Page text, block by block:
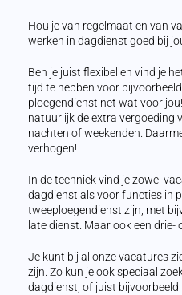
Hou je van regelmaat en van
werken in dagdienst goed bij
Ben je juist flexibel en vind je
tijd te hebben voor
ploegendienst net wat voor
natuurlijk de extra vergoeding
nachten of weekenden.
verhogen!
In de techniek vind je zowel
dagdienst als voor functies in
tweeploegendienst zijn, met
late dienst. Maar ook een drie-
Je kunt bij al onze vacatures
zijn. Zo kun je ook speciaal
dagdienst, of juist